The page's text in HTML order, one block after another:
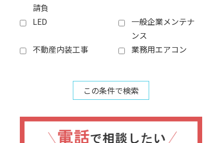
請負
LED
一般企業メンテナ
ンス
不動産内装工事
業務用エアコン